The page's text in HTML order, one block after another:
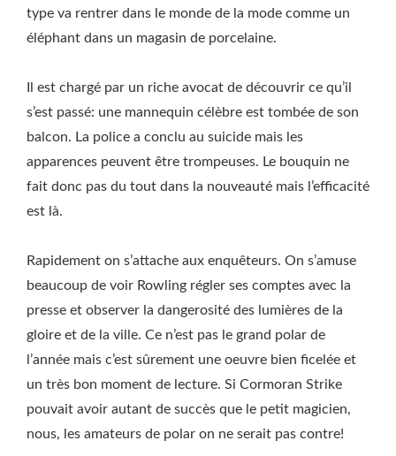
type va rentrer dans le monde de la mode comme un
éléphant dans un magasin de porcelaine.
Il est chargé par un riche avocat de découvrir ce qu’il
s’est passé: une mannequin célèbre est tombée de son
balcon. La police a conclu au suicide mais les
apparences peuvent être trompeuses. Le bouquin ne
fait donc pas du tout dans la nouveauté mais l’efficacité
est là.
Rapidement on s’attache aux enquêteurs. On s’amuse
beaucoup de voir Rowling régler ses comptes avec la
presse et observer la dangerosité des lumières de la
gloire et de la ville. Ce n’est pas le grand polar de
l’année mais c’est sûrement une oeuvre bien ficelée et
un très bon moment de lecture. Si Cormoran Strike
pouvait avoir autant de succès que le petit magicien,
nous, les amateurs de polar on ne serait pas contre!